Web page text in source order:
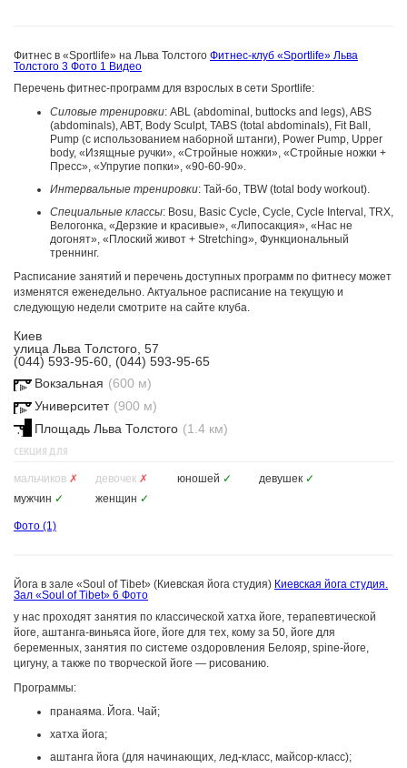
Фитнес в «Sportlife» на Льва Толстого Фитнес-клуб «Sportlife» Льва
Толстого 3 Фото 1 Видео
Перечень фитнес-программ для взрослых в сети Sportlife:
Силовые тренировки: ABL (abdominal, buttocks and legs), ABS
(abdominals), ABT, Body Sculpt, TABS (total abdominals), Fit Ball,
Pump (с использованием наборной штанги), Power Pump, Upper
body, «Изящные ручки», «Стройные ножки», «Стройные ножки +
Пресс», «Упругие попки», «90-60-90».
Интервальные тренировки: Тай-бо, TBW (total body workout).
Специальные классы: Bosu, Basic Cycle, Cycle, Cycle Interval, TRX,
Велогонка, «Дерзкие и красивые», «Липосакция», «Нас не
догонят», «Плоский живот + Stretching», Функциональный
треннинг.
Расписание занятий и перечень доступных программ по фитнесу может
изменятся еженедельно. Актуальное расписание на текущую и
следующую недели смотрите на сайте клуба.
Киев
улица Льва Толстого, 57
(044) 593-95-60, (044) 593-95-65
Вокзальная (600 м)
Университет (900 м)
Площадь Льва Толстого (1.4 км)
СЕКЦИЯ ДЛЯ
мальчиков ✗ девочек ✗ юношей ✓ девушек ✓
мужчин ✓ женщин ✓
Фото (1)
Йога в зале «Soul of Tibet» (Киевская йога студия) Киевская йога студия.
Зал «Soul of Tibet» 6 Фото
у нас проходят занятия по классической хатха йоге, терапевтической
йоге, аштанга-виньяса йоге, йоге для тех, кому за 50, йоге для
беременных, занятия по системе оздоровления Белояр, spine-йоге,
цигуну, а также по творческой йоге — рисованию.
Программы:
пранаяма. Йога. Чай;
хатха йога;
аштанга йога (для начинающих, лед-класс, майсор-класс);